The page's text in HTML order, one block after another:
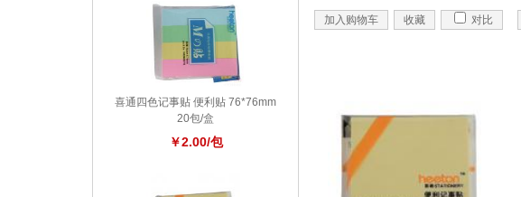
喜通四色记事贴 便利贴 76*76mm
20包/盒
￥2.00/包
加入购物车 收藏 对比